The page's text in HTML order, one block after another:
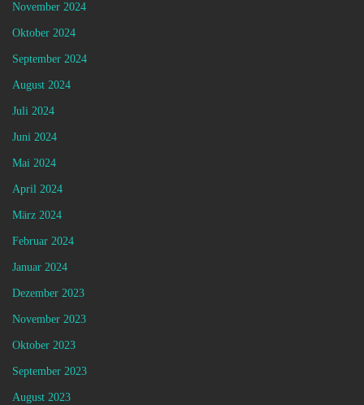
November 2024
Oktober 2024
September 2024
August 2024
Juli 2024
Juni 2024
Mai 2024
April 2024
März 2024
Februar 2024
Januar 2024
Dezember 2023
November 2023
Oktober 2023
September 2023
August 2023